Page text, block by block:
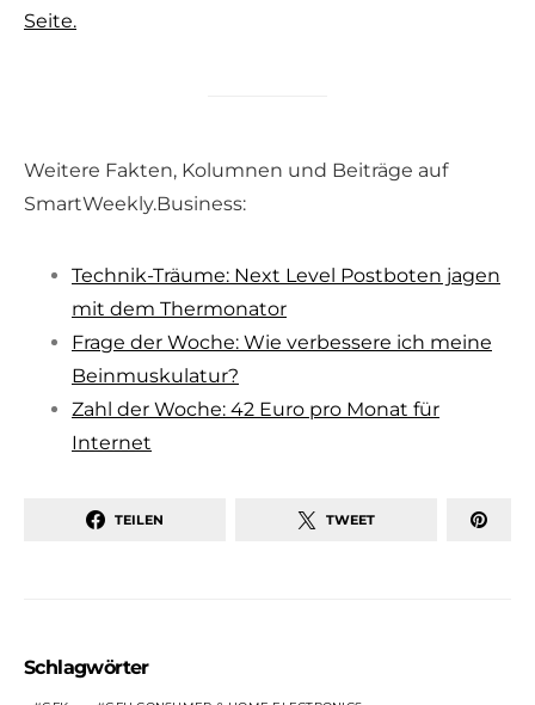
Seite.
Weitere Fakten, Kolumnen und Beiträge auf
SmartWeekly.Business:
Technik-Träume: Next Level Postboten jagen
mit dem Thermonator
Frage der Woche: Wie verbessere ich meine
Beinmuskulatur?
Zahl der Woche: 42 Euro pro Monat für
Internet
TEILEN TWEET
Schlagwörter